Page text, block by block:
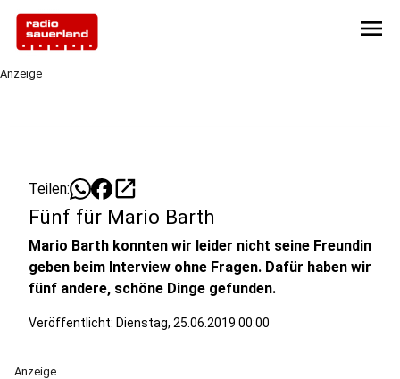
menu
Anzeige
Teilen: open_in_new
Fünf für Mario Barth
Mario Barth konnten wir leider nicht seine Freundin
geben beim Interview ohne Fragen. Dafür haben wir
fünf andere, schöne Dinge gefunden.
Veröffentlicht: Dienstag, 25.06.2019 00:00
Anzeige